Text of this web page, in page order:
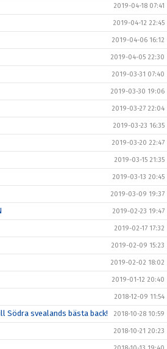
2019-04-18 07:41
2019-04-12 22:45
2019-04-06 16:12
2019-04-05 22:30
2019-03-31 07:40
2019-03-30 19:06
2019-03-27 22:04
2019-03-23 16:35
2019-03-20 22:47
2019-03-15 21:35
2019-03-13 20:45
2019-03-09 19:37
2019-02-23 19:47
2019-02-17 17:32
2019-02-09 15:23
2019-02-02 18:02
2019-01-12 20:40
2018-12-09 11:54
Södra svealands bästa back! 2018-10-28 10:59
2018-10-21 20:23